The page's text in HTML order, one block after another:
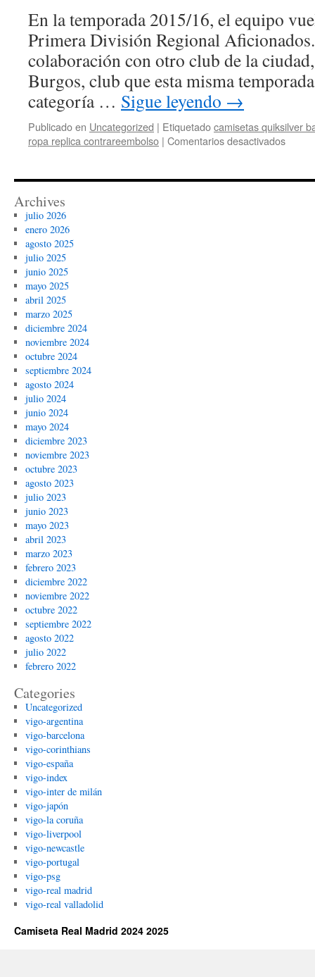
En la temporada 2015/16, el equipo
Primera División Regional
colaboración con otro club de la
Burgos, club que esta misma
categoría … Sigue leyendo →
Publicado en Uncategorized | Etiquetadocamisetas quiksilver
ropa replica contrareembolso | Comentarios desactivadosen
japón
Archives
julio 2026
enero 2026
agosto 2025
julio 2025
junio 2025
mayo 2025
abril 2025
marzo 2025
diciembre 2024
noviembre 2024
octubre 2024
septiembre 2024
agosto 2024
julio 2024
junio 2024
mayo 2024
diciembre 2023
noviembre 2023
octubre 2023
agosto 2023
julio 2023
junio 2023
mayo 2023
abril 2023
marzo 2023
febrero 2023
diciembre 2022
noviembre 2022
octubre 2022
septiembre 2022
agosto 2022
julio 2022
febrero 2022
Categories
Uncategorized
vigo-argentina
vigo-barcelona
vigo-corinthians
vigo-españa
vigo-index
vigo-inter de milán
vigo-japón
vigo-la coruña
vigo-liverpool
vigo-newcastle
vigo-portugal
vigo-psg
vigo-real madrid
vigo-real valladolid
Camiseta Real Madrid 2024 2025